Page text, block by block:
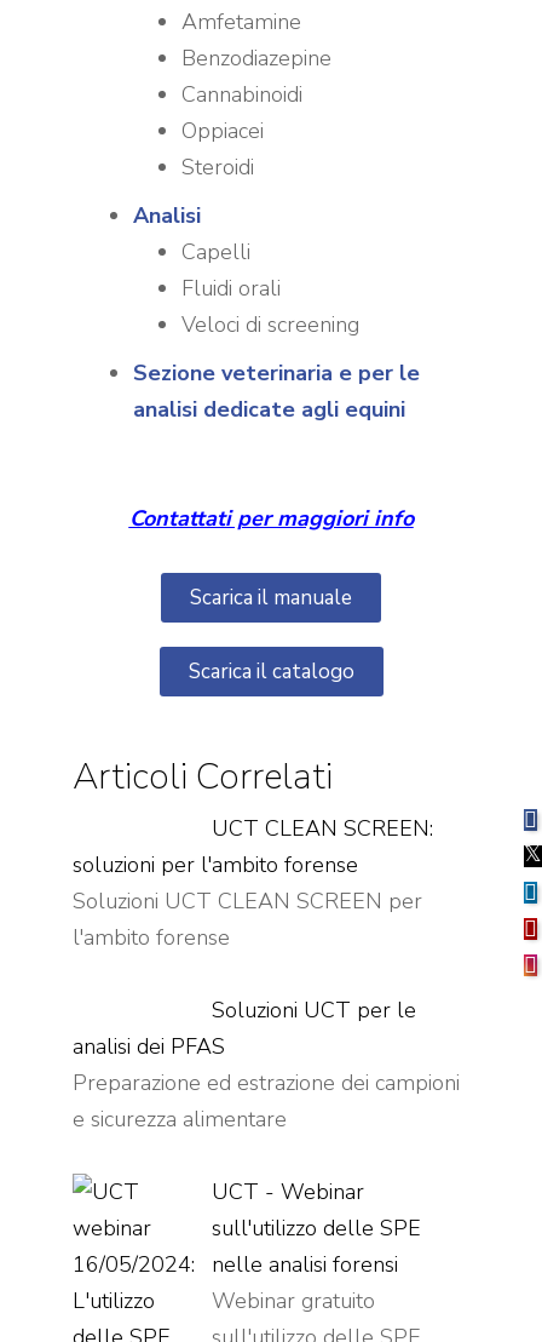
Amfetamine
Benzodiazepine
Cannabinoidi
Oppiacei
Steroidi
Analisi
Capelli
Fluidi orali
Veloci di screening
Sezione veterinaria e per le
analisi dedicate agli equini
Contattati per maggiori info
Scarica il manuale
Scarica il catalogo
Articoli Correlati
UCT CLEAN SCREEN:
soluzioni per l'ambito forense
Soluzioni UCT CLEAN SCREEN per
l'ambito forense
Soluzioni UCT per le
analisi dei PFAS
Preparazione ed estrazione dei campioni
e sicurezza alimentare
UCT - Webinar
sull'utilizzo delle SPE
nelle analisi forensi
Webinar gratuito